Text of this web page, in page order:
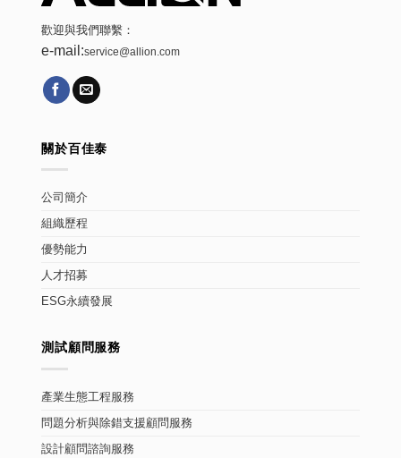
歡迎與我們聯繫：
e-mail:service@allion.com
關於百佳泰
公司簡介
組織歷程
優勢能力
人才招募
ESG永續發展
測試顧問服務
產業生態工程服務
問題分析與除錯支援顧問服務
設計顧問諮詢服務